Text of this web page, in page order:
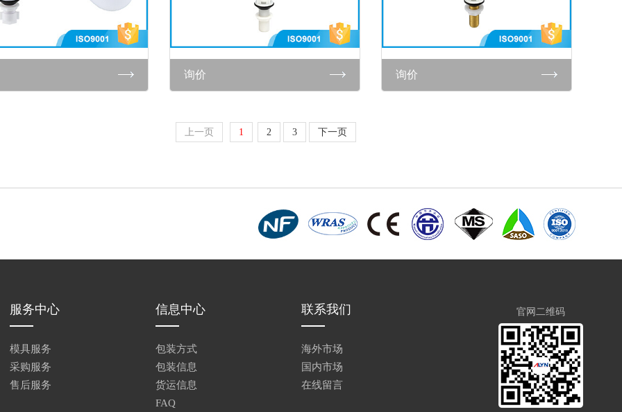
询价 询价
上一页 1 2 3 下一页
服务中心
模具服务
采购服务
售后服务
信息中心
包装方式
包装信息
货运信息
FAQ
联系我们
海外市场
国内市场
在线留言
官网二维码